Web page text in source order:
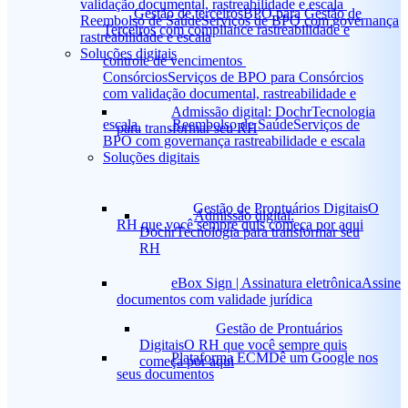
Gestão de terceirosBPO para Gestão de
Terceiros com compliance rastreabilidade e
controle de vencimentos
ConsórciosServiços de BPO para Consórcios
com validação documental, rastreabilidade e
escala
Reembolso de SaúdeServiços de
BPO com governança rastreabilidade e escala
Soluções digitais
Admissão digital:
DochrTecnologia para transformar seu
RH
Gestão de Prontuários
DigitaisO RH que você sempre quis
começa por aqui
validação documental, rastreabilidade e escala
Reembolso de SaúdeServiços de BPO com governança
rastreabilidade e escala
Soluções digitais
Admissão digital: DochrTecnologia
para transformar seu RH
Gestão de Prontuários DigitaisO
RH que você sempre quis começa por aqui
eBox Sign | Assinatura eletrônicaAssine
documentos com validade jurídica
Plataforma ECMDê um Google nos
seus documentos